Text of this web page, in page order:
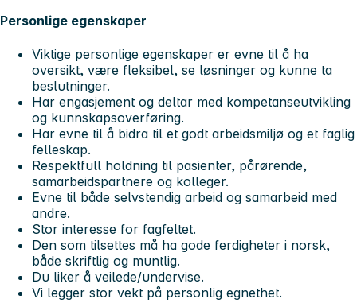
Personlige egenskaper
Viktige personlige egenskaper er evne til å ha
oversikt, være fleksibel, se løsninger og kunne ta
beslutninger.
Har engasjement og deltar med kompetanseutvikling
og kunnskapsoverføring.
Har evne til å bidra til et godt arbeidsmiljø og et faglig
felleskap.
Respektfull holdning til pasienter, pårørende,
samarbeidspartnere og kolleger.
Evne til både selvstendig arbeid og samarbeid med
andre.
Stor interesse for fagfeltet.
Den som tilsettes må ha gode ferdigheter i norsk,
både skriftlig og muntlig.
Du liker å veilede/undervise.
Vi legger stor vekt på personlig egnethet.